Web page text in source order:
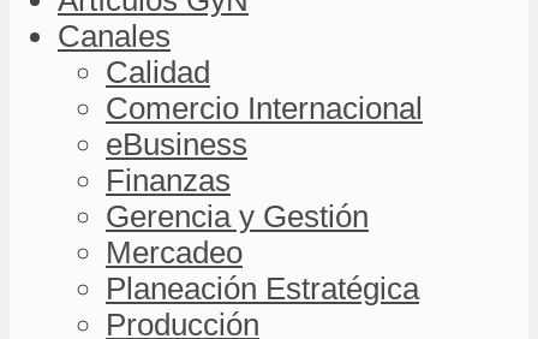
Canales
Calidad
Comercio Internacional
eBusiness
Finanzas
Gerencia y Gestión
Mercadeo
Planeación Estratégica
Producción